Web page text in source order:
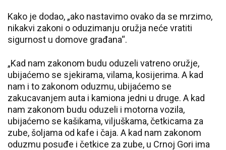
Kako je dodao, „ako nastavimo ovako da se mrzimo,
nikakvi zakoni o oduzimanju oružja neće vratiti
sigurnost u domove građana“.
„Kad nam zakonom budu oduzeli vatreno oružje,
ubijaćemo se sjekirama, vilama, kosijerima. A kad
nam i to zakonom oduzmu, ubijaćemo se
zakucavanjem auta i kamiona jedni u druge. A kad
nam zakonom budu oduzeli i motorna vozila,
ubijaćemo se kašikama, viljuškama, četkicama za
zube, šoljama od kafe i čaja. A kad nam zakonom
oduzmu posuđe i četkice za zube, u Crnoj Gori ima